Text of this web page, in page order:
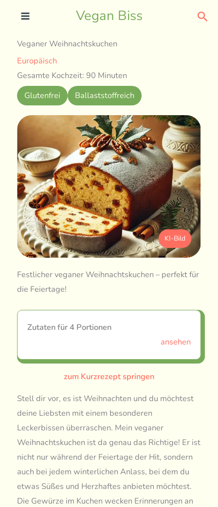
Vegan Biss
Veganer Weihnachtskuchen
Europäisch
Gesamte Kochzeit: 90 Minuten
Glutenfrei
Ballaststoffreich
KI-Bild
Festlicher veganer Weihnachtskuchen – perfekt für
die Feiertage!
Zutaten für 4 Portionen
ansehen
zum Kurzrezept springen
Stell dir vor, es ist Weihnachten und du möchtest
deine Liebsten mit einem besonderen
Leckerbissen überraschen. Mein veganer
Weihnachtskuchen ist da genau das Richtige! Er ist
nicht nur während der Feiertage der Hit, sondern
auch bei jedem winterlichen Anlass, bei dem du
etwas Süßes und Herzhaftes anbieten möchtest.
Die Gewürze im Kuchen wecken Erinnerungen an